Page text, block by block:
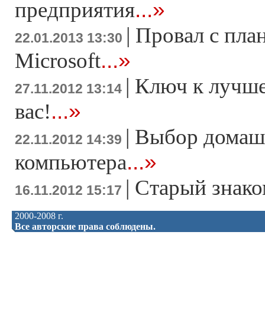
предприятия...»
22.01.2013 13:30 | Провал с
Microsoft...»
27.11.2012 13:14 | Ключ к
вас!...»
22.11.2012 14:39 | Выбор
компьютера...»
16.11.2012 15:17 | Старый
2000-2008 г.
Все авторские права соблюдены.